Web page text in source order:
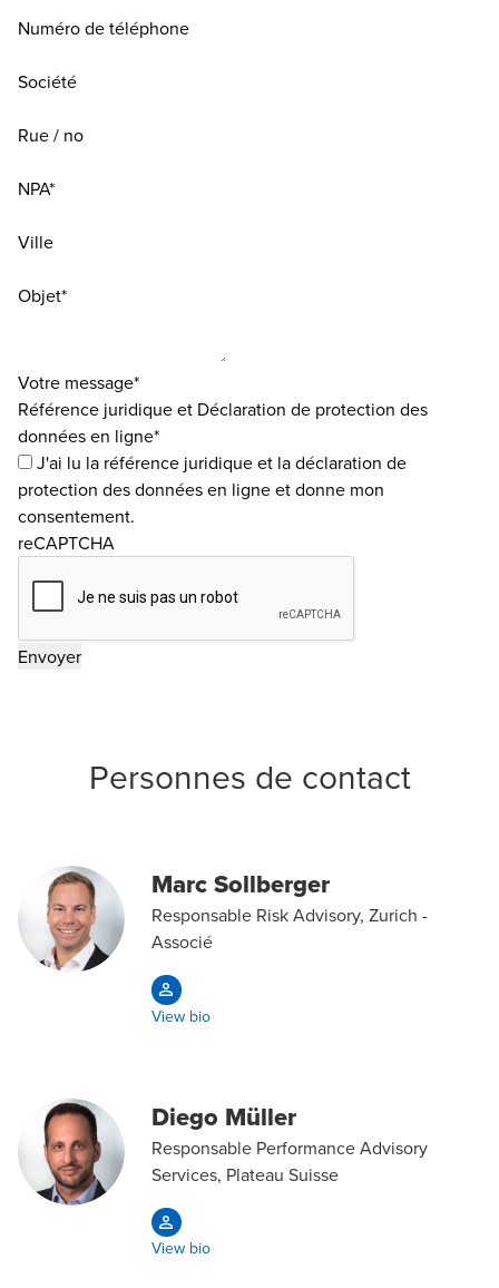
Numéro de téléphone
Société
Rue / no
NPA*
Ville
Objet*
Votre message*
Référence juridique et Déclaration de protection des
données en ligne*
J'ai lu la référence juridiqueet ladéclaration de
protection des données en ligneet donne mon
consentement.
reCAPTCHA
Personnes de contact
Marc Sollberger
Responsable Risk Advisory, Zurich -
Associé
View bio
Diego Müller
Responsable Performance Advisory
Services, Plateau Suisse
View bio